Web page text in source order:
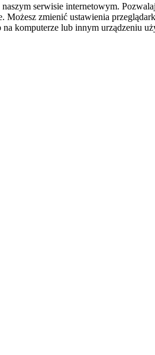
serwisie internetowym.
zmienić ustawienia
komputerze lub innym urządzeniu